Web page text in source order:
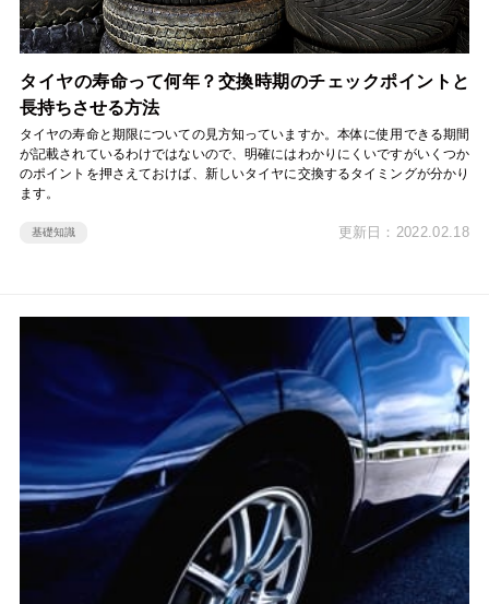
タイヤの寿命って何年？交換時期のチェックポイントと
長持ちさせる方法
タイヤの寿命と期限についての見方知っていますか。本体に使用できる期間
が記載されているわけではないので、明確にはわかりにくいですがいくつか
のポイントを押さえておけば、新しいタイヤに交換するタイミングが分かり
ます。
基礎知識 更新日：2022.02.18